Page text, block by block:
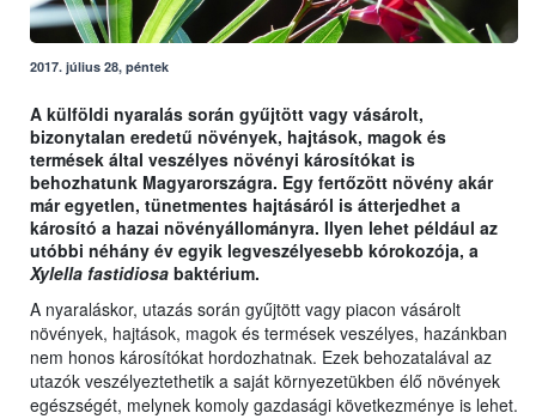
2017. július 28, péntek
A külföldi nyaralás során gyűjtött vagy vásárolt,
bizonytalan eredetű növények, hajtások, magok és
termések által veszélyes növényi károsítókat is
behozhatunk Magyarországra. Egy fertőzött növény akár
már egyetlen, tünetmentes hajtásáról is átterjedhet a
károsító a hazai növényállományra. Ilyen lehet például az
utóbbi néhány év egyik legveszélyesebb kórokozója, a
Xylella fastidiosa baktérium.
A nyaraláskor, utazás során gyűjtött vagy piacon vásárolt
növények, hajtások, magok és termések veszélyes, hazánkban
nem honos károsítókat hordozhatnak. Ezek behozatalával az
utazók veszélyeztethetik a saját környezetükben élő növények
egészségét, melynek komoly gazdasági következménye is lehet.